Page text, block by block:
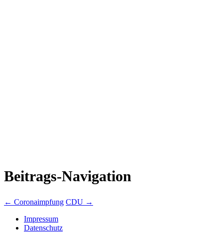
Beitrags-Navigation
← Coronaimpfung CDU →
Impressum
Datenschutz